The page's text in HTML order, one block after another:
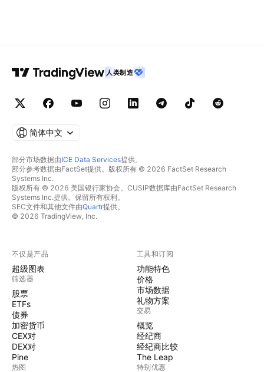
人类制造
简体中文
部分市场数据由ICE Data Services提供。
部分参考数据由FactSet提供。版权所有 © 2026 FactSet Research
Systems Inc.
版权所有 © 2026 美国银行家协会。CUSIP数据库由FactSet Research
Systems Inc.提供。保留所有权利。
SEC文件和其他文件由Quartr提供。
© 2026 TradingView, Inc.
不仅是产品
超级图表
筛选器
股票
ETFs
债券
加密货币
CEX对
DEX对
Pine
热图
工具和订阅
功能特色
价格
市场数据
礼物方案
交易
概览
经纪商
经纪商比较
The Leap
特别优惠